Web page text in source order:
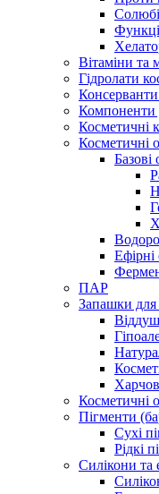
Вітаміни та
Гідролати
Компоненти
Косметичні
Косметичні
Базові
Ефірні
ПАР
Запашки для
Косметичні
Пігменти
Сухі
Рідкі
Силікони та